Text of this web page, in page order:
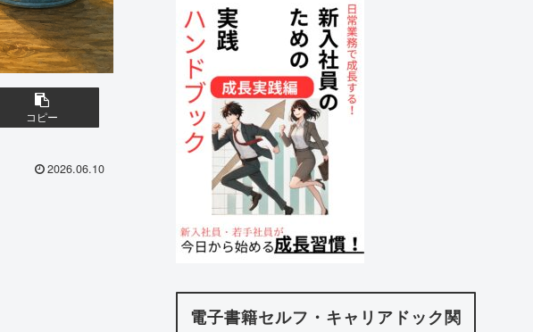
コピー
2026.06.10
電子書籍セルフ・キャリアドック関